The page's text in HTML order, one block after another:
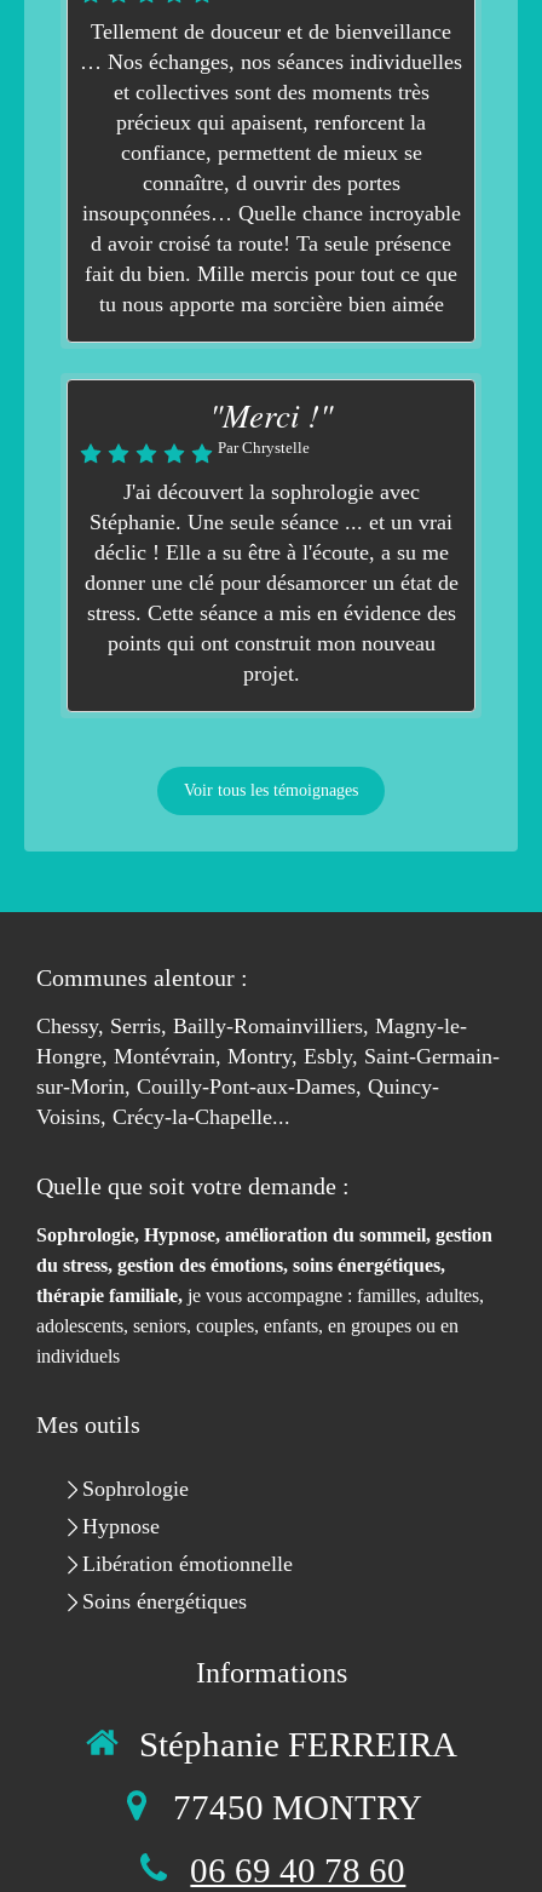
Tellement de douceur et de bienveillance
… Nos échanges, nos séances individuelles
et collectives sont des moments très
précieux qui apaisent, renforcent la
confiance, permettent de mieux se
connaître, d ouvrir des portes
insoupçonnées… Quelle chance incroyable
d avoir croisé ta route! Ta seule présence
fait du bien. Mille mercis pour tout ce que
tu nous apporte ma sorcière bien aimée
"Merci !"
Par Chrystelle
J'ai découvert la sophrologie avec
Stéphanie. Une seule séance ... et un vrai
déclic ! Elle a su être à l'écoute, a su me
donner une clé pour désamorcer un état de
stress. Cette séance a mis en évidence des
points qui ont construit mon nouveau
projet.
Voir tous les témoignages
Communes alentour :
Chessy, Serris, Bailly-Romainvilliers, Magny-le-
Hongre, Montévrain, Montry, Esbly, Saint-Germain-
sur-Morin, Couilly-Pont-aux-Dames, Quincy-
Voisins, Crécy-la-Chapelle...
Quelle que soit votre demande :
Sophrologie, Hypnose, amélioration du sommeil, gestion
du stress, gestion des émotions, soins énergétiques,
thérapie familiale, je vous accompagne : familles, adultes,
adolescents, seniors, couples, enfants, en groupes ou en
individuels
Mes outils
Sophrologie
Hypnose
Libération émotionnelle
Soins énergétiques
Informations
Stéphanie FERREIRA
77450 MONTRY
06 69 40 78 60